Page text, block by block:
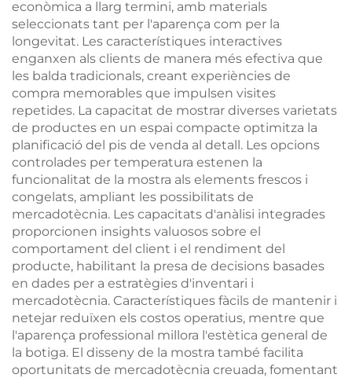
econòmica a llarg termini, amb materials
seleccionats tant per l'aparença com per la
longevitat. Les característiques interactives
enganxen als clients de manera més efectiva que
les balda tradicionals, creant experiències de
compra memorables que impulsen visites
repetides. La capacitat de mostrar diverses varietats
de productes en un espai compacte optimitza la
planificació del pis de venda al detall. Les opcions
controlades per temperatura estenen la
funcionalitat de la mostra als elements frescos i
congelats, ampliant les possibilitats de
mercadotècnia. Les capacitats d'anàlisi integrades
proporcionen insights valuosos sobre el
comportament del client i el rendiment del
producte, habilitant la presa de decisions basades
en dades per a estratègies d'inventari i
mercadotècnia. Característiques fàcils de mantenir i
netejar reduïxen els costos operatius, mentre que
l'aparença professional millora l'estètica general de
la botiga. El disseny de la mostra també facilita
oportunitats de mercadotècnia creuada, fomentant